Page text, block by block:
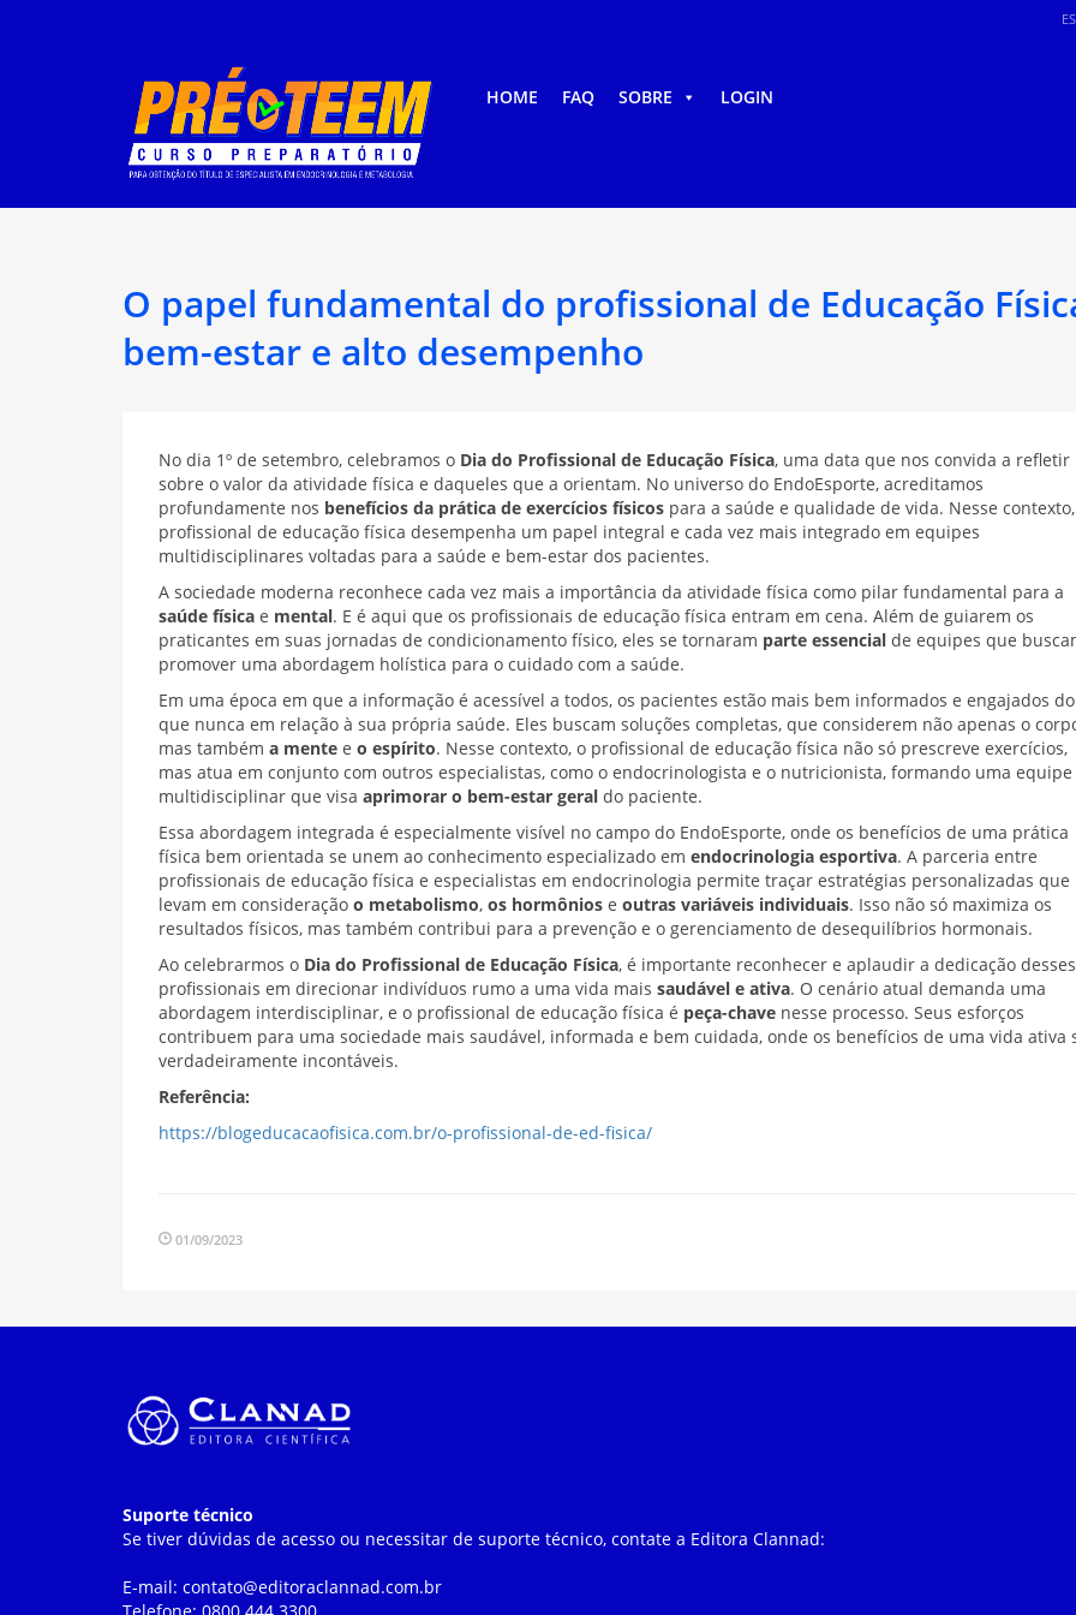
HOME FAQ SOBRE LOGIN
O papel fundamental do profissional de Educação
bem-estar e alto desempenho
No dia 1º de setembro, celebramos o Dia do Profissional de Educação Física, uma data que nos convida a refletir
sobre o valor da atividade física e daqueles que a orientam. No universo do EndoEsporte, acreditamos
profundamente nos benefícios da prática de exercícios físicos para a saúde e qualidade de vida. Nesse
profissional de educação física desempenha um papel integral e cada vez mais integrado em equipes
multidisciplinares voltadas para a saúde e bem-estar dos pacientes.
A sociedade moderna reconhece cada vez mais a importância da atividade física como pilar fundamental para a
saúde física e mental. E é aqui que os profissionais de educação física entram em cena. Além de guiarem os
praticantes em suas jornadas de condicionamento físico, eles se tornaram parte essencial de equipes que
promover uma abordagem holística para o cuidado com a saúde.
Em uma época em que a informação é acessível a todos, os pacientes estão mais bem informados e engajados do
que nunca em relação à sua própria saúde. Eles buscam soluções completas, que considerem não apenas o
mas também a mente e o espírito. Nesse contexto, o profissional de educação física não só prescreve exercícios,
mas atua em conjunto com outros especialistas, como o endocrinologista e o nutricionista, formando uma equipe
multidisciplinar que visa aprimorar o bem-estar geral do paciente.
Essa abordagem integrada é especialmente visível no campo do EndoEsporte, onde os benefícios de uma prática
física bem orientada se unem ao conhecimento especializado em endocrinologia esportiva. A parceria entre
profissionais de educação física e especialistas em endocrinologia permite traçar estratégias personalizadas que
levam em consideração o metabolismo, os hormônios e outras variáveis individuais. Isso não só maximiza os
resultados físicos, mas também contribui para a prevenção e o gerenciamento de desequilíbrios hormonais.
Ao celebrarmos o Dia do Profissional de Educação Física, é importante reconhecer e aplaudir a dedicação desses
profissionais em direcionar indivíduos rumo a uma vida mais saudável e ativa. O cenário atual demanda uma
abordagem interdisciplinar, e o profissional de educação física é peça-chave nesse processo. Seus esforços
contribuem para uma sociedade mais saudável, informada e bem cuidada, onde os benefícios de uma vida ativa
verdadeiramente incontáveis.
Referência:
https://blogeducacaofisica.com.br/o-profissional-de-ed-fisica/
01/09/2023
Suporte técnico
Se tiver dúvidas de acesso ou necessitar de suporte técnico, contate a Editora Clannad:
E-mail: contato@editoraclannad.com.br